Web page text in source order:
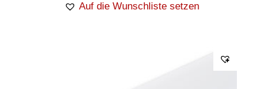
Auf die Wunschliste setzen